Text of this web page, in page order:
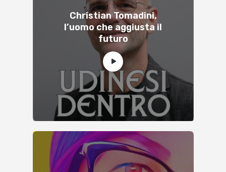
Christian Tomadini,
l’uomo che aggiusta il
futuro